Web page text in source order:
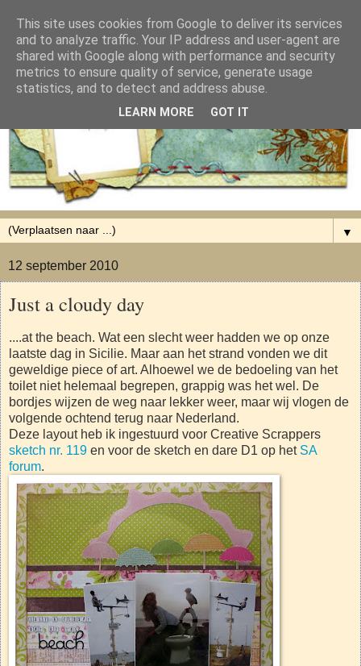
▼
12 september 2010
Just a cloudy day
....at the beach. Wat een slecht weer hadden we op onze
laatste dag in Sicilie. Maar aan het strand vonden we dit
geweldige piece of art. Alhoewel we de bedoeling van het
toilet niet helemaal begrepen, grappig was het wel. De
bordjes wijzen de weg naar lekker weer, maar wij vlogen de
volgende ochtend terug naar Nederland.
Deze layout heb ik ingestuurd voor Creative Scrappers
sketch nr. 119 en voor de sketch en dare D1 op het SA
forum.
This site uses cookies from Google to deliver its services
and to analyze traffic. Your IP address and user-agent are
shared with Google along with performance and security
metrics to ensure quality of service, generate usage
statistics, and to detect and address abuse.
LEARN MORE GOT IT